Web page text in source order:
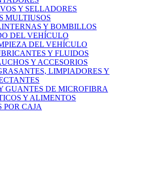
Y SELLADORES
MULTIUSOS
Y BOMBILLOS
DEL VEHÍCULO
DEL VEHÍCULO
Y FLUIDOS
Y ACCESORIOS
LIMPIADORES Y
GUANTES DE MICROFIBRA
Y ALIMENTOS
POR CAJA